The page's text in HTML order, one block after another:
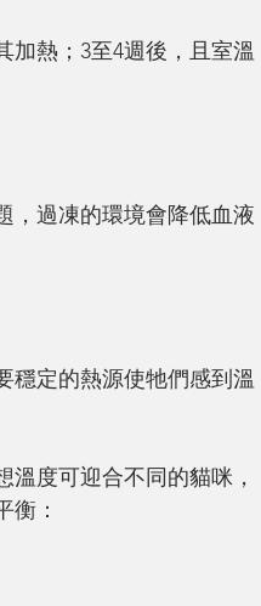
加熱；3至4週後，且室溫
，過凍的環境會降低血液
穩定的熱源使牠們感到溫
度可迎合不同的貓咪，
衡：